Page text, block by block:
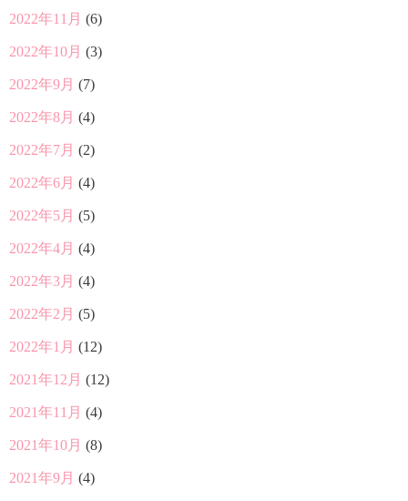
2022年11月 (6)
2022年10月 (3)
2022年9月 (7)
2022年8月 (4)
2022年7月 (2)
2022年6月 (4)
2022年5月 (5)
2022年4月 (4)
2022年3月 (4)
2022年2月 (5)
2022年1月 (12)
2021年12月 (12)
2021年11月 (4)
2021年10月 (8)
2021年9月 (4)